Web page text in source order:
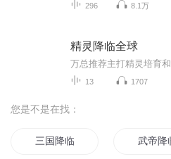
296 8.1万
精灵降临全球
13 1707
您是不是在找：
三国降临 武帝降